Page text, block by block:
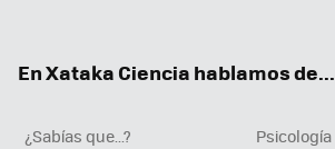
En Xataka Ciencia hablamos de...
¿Sabías que...?
Psicología